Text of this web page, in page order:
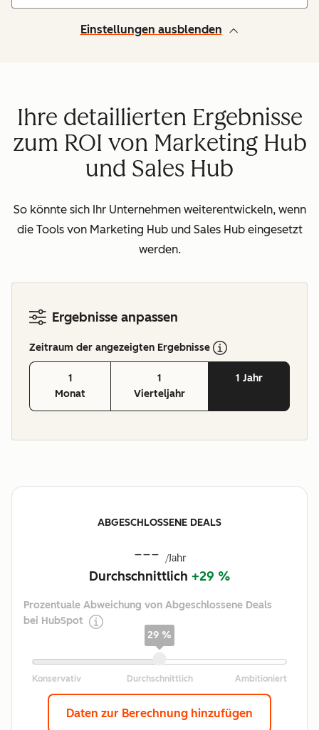
Einstellungen ausblenden
Ihre detaillierten Ergebnisse
zum ROI von Marketing Hub
und Sales Hub
So könnte sich Ihr Unternehmen weiterentwickeln, wenn
die Tools von Marketing Hub und Sales Hub eingesetzt
werden.
Ergebnisse anpassen
Zeitraum der angezeigten Ergebnisse
1
Monat
1
Vierteljahr
1 Jahr
ABGESCHLOSSENE DEALS
--- /Jahr
Durchschnittlich +29 %
Prozentuale Abweichung von Abgeschlossene Deals
bei HubSpot
29 %
Daten zur Berechnung hinzufügen